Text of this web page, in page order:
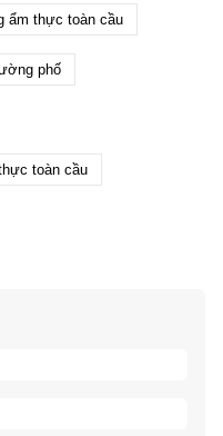
ẩm thực toàn cầu
phố
toàn cầu